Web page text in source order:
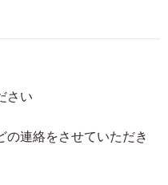
さい
の連絡をさせていただき